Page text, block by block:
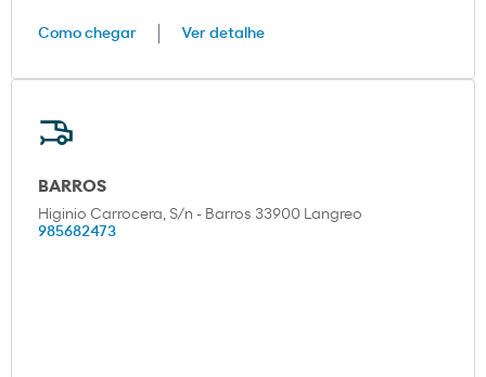
Como chegar Ver detalhe
BARROS
Higinio Carrocera, S/n - Barros 33900 Langreo
985682473